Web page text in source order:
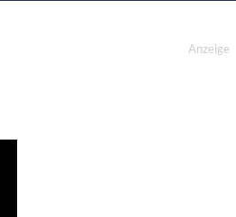
Anzeige